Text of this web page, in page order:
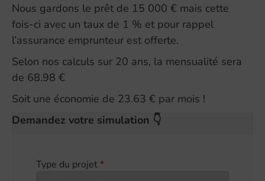
Nous gardons le prêt de 15 000 € mais cette
fois-ci avec un taux de 1 % et pour rappel
l’assurance emprunteur est offerte.
Selon nos calculs sur 20 ans, la mensualité sera
de 68.98 €
Soit une économie de 23.63 € par mois !
Demandez votre simulation 👇
Type du projet*